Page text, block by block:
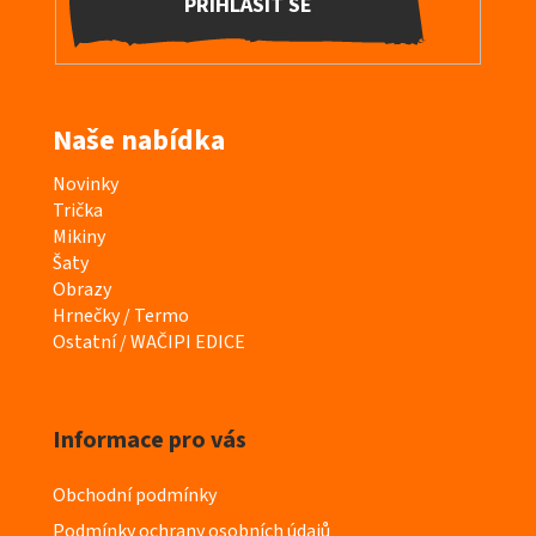
Naše nabídka
K
a
t
e
g
o
r
Novinky
Trička
Mikiny
Šaty
Obrazy
Hrnečky / Termo
Ostatní / WAČIPI EDICE
Informace pro vás
Obchodní podmínky